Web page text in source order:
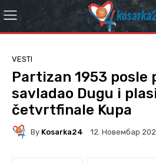
VESTI
Partizan 1953 posle
savladao Dugu i
četvrtfinale Kupa
By Kosarka24 12. Новембар